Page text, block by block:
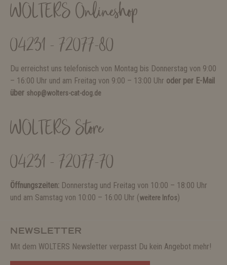
WOLTERS Onlineshop
04231 - 72077-80
Du erreichst uns telefonisch von Montag bis Donnerstag von 9:00
– 16:00 Uhr und am Freitag von 9:00 – 13:00 Uhr oder per E-Mail
über shop@wolters-cat-dog.de
WOLTERS Store
04231 - 72077-70
Öffnungszeiten: Donnerstag und Freitag von 10:00 – 18:00 Uhr
und am Samstag von 10:00 – 16:00 Uhr (weitere Infos)
NEWSLETTER
Mit dem WOLTERS Newsletter verpasst Du kein Angebot mehr!